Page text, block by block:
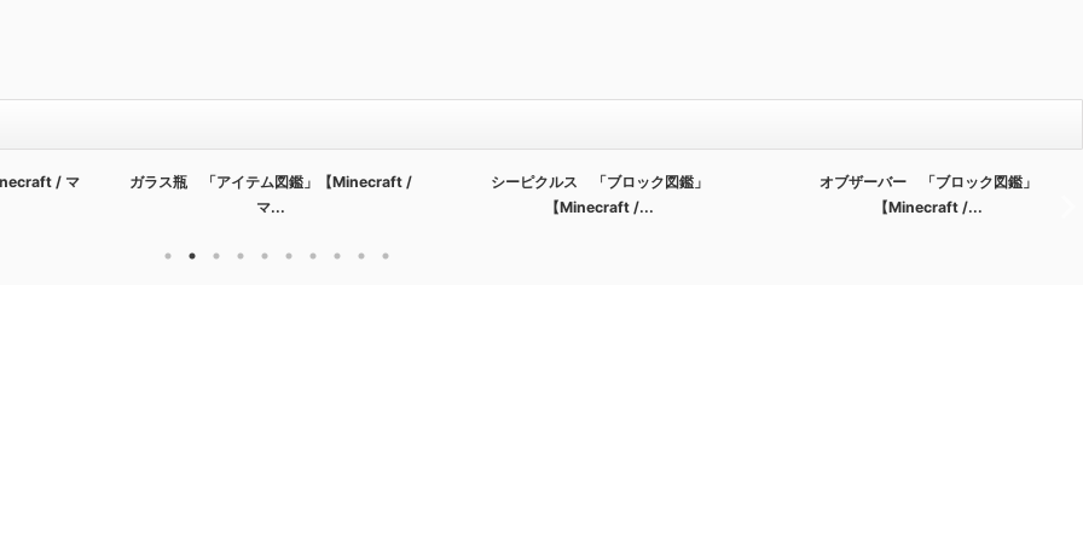
「アイテム図鑑」【Minecraft /
シーピクルス 「ブロック図鑑」
オブザーバー 「ブロック図鑑」
醸造台 「ブロック図